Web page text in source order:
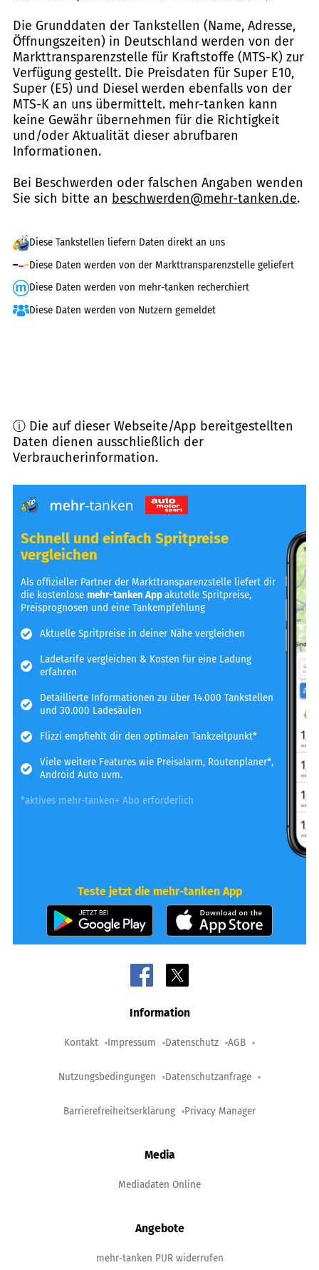
Die Grunddaten der Tankstellen (Name, Adresse,
Öffnungszeiten) in Deutschland werden von der
Markttransparenzstelle für Kraftstoffe (MTS-K) zur
Verfügung gestellt. Die Preisdaten für Super E10,
Super (E5) und Diesel werden ebenfalls von der
MTS-K an uns übermittelt. mehr-tanken kann
keine Gewähr übernehmen für die Richtigkeit
und/oder Aktualität dieser abrufbaren
Informationen.
Bei Beschwerden oder falschen Angaben wenden
Sie sich bitte an beschwerden@mehr-tanken.de.
Diese Tankstellen liefern Daten direkt an uns
Diese Daten werden von der Markttransparenzstelle geliefert
Diese Daten werden von mehr-tanken recherchiert
Diese Daten werden von Nutzern gemeldet
ⓘ Die auf dieser Webseite/App bereitgestellten
Daten dienen ausschließlich der
Verbraucherinformation.
Schnell und einfach Spritpreise
vergleichen
Als offizieller Partner der Markttransparenzstelle liefert dir
die kostenlosemehr-tanken Appakutelle Spritpreise,
Preisprognosen und eine Tankempfehlung
Aktuelle Spritpreise in deiner Nähe vergleichen
Ladetarife vergleichen & Kosten für eine Ladung
erfahren
Detaillierte Informationen zu über 14.000 Tankstellen
und 30.000 Ladesäulen
Flizzi empfiehlt dir den optimalen Tankzeitpunkt*
Viele weitere Features wie Preisalarm, Routenplaner*,
Android Auto uvm.
*aktives mehr-tanken+ Abo erforderlich
Teste jetzt die mehr-tanken App
Information
Kontakt Impressum Datenschutz AGB
Nutzungsbedingungen Datenschutzanfrage
Barrierefreiheitserklärung Privacy Manager
Media
Mediadaten Online
Angebote
mehr-tanken PUR widerrufen